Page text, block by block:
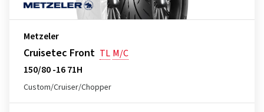
Metzeler
Cruisetec Front TL M/C
150/80 -16 71H
Custom/Cruiser/Chopper